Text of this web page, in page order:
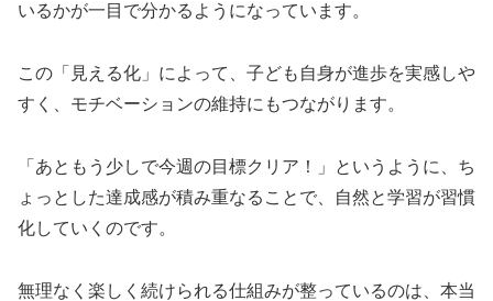
いるかが一目で分かるようになっています。
この「見える化」によって、子ども自身が進歩を実感しや
すく、モチベーションの維持にもつながります。
「あともう少しで今週の目標クリア！」というように、ち
ょっとした達成感が積み重なることで、自然と学習が習慣
化していくのです。
無理なく楽しく続けられる仕組みが整っているのは、本当